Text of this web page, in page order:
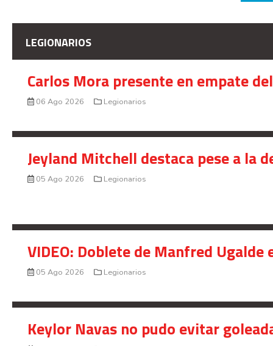
LEGIONARIOS
Carlos Mora presente en empate
06 Ago 2026 Legionarios
05 Ago 2026 Legionarios
VIDEO: Doblete de Manfred
05 Ago 2026